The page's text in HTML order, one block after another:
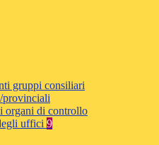
gruppi consiliari
provinciali
organi di controllo
uffici 9